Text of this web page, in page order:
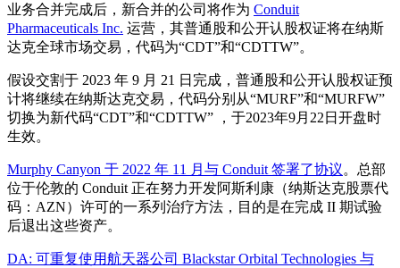
业务合并完成后，新合并的公司将作为 Conduit
Pharmaceuticals Inc. 运营，其普通股和公开认股权证将在纳斯
达克全球市场交易，代码为“CDT”和“CDTTW”。
假设交割于 2023 年 9 月 21 日完成，普通股和公开认股权证预
计将继续在纳斯达克交易，代码分别从“MURF”和“MURFW”
切换为新代码“CDT”和“CDTTW” ，于2023年9月22日开盘时
生效。
Murphy Canyon 于 2022 年 11 月与 Conduit 签署了协议。总部
位于伦敦的 Conduit 正在努力开发阿斯利康（纳斯达克股票代
码：AZN）许可的一系列治疗方法，目的是在完成 II 期试验
后退出这些资产。
DA: 可重复使用航天器公司 Blackstar Orbital Technologies 与